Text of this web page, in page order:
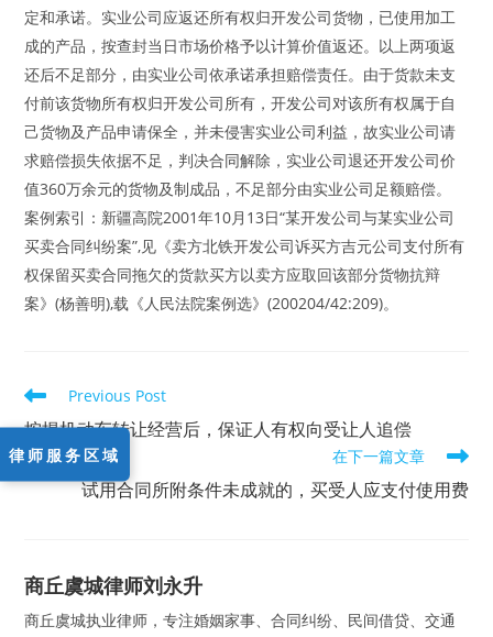
定和承诺。实业公司应返还所有权归开发公司货物，已使用加工
成的产品，按查封当日市场价格予以计算价值返还。以上两项返
还后不足部分，由实业公司依承诺承担赔偿责任。由于货款未支
付前该货物所有权归开发公司所有，开发公司对该所有权属于自
己货物及产品申请保全，并未侵害实业公司利益，故实业公司请
求赔偿损失依据不足，判决合同解除，实业公司退还开发公司价
值360万余元的货物及制成品，不足部分由实业公司足额赔偿。
案例索引：新疆高院2001年10月13日“某开发公司与某实业公司
买卖合同纠纷案”,见《卖方北铁开发公司诉买方吉元公司支付所有
权保留买卖合同拖欠的货款买方以卖方应取回该部分货物抗辩
案》(杨善明),载《人民法院案例选》(200204/42:209)。
Read
more
articles
Previous Post
按揭机动车转让经营后，保证人有权向受让人追偿
在下一篇文章
试用合同所附条件未成就的，买受人应支付使用费
商丘虞城律师刘永升
商丘虞城执业律师，专注婚姻家事、合同纠纷、民间借贷、交通
律师服务区域